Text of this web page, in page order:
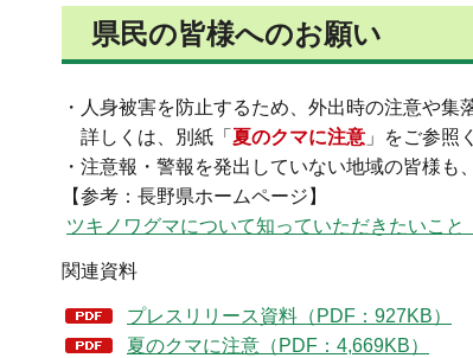
県民の皆様へのお願い
・人身被害を防止するため、外出時の注意や集
詳しくは、別紙「 夏のクマに注意 」をご参照
・注意報・警報を発出していない地域の皆様も
【参考：長野県ホームページ】
ツキノワグマについて知っていただきたいこと
関連資料
プレスリリース資料（PDF：927KB）
夏のクマに注意（PDF：4,669KB）